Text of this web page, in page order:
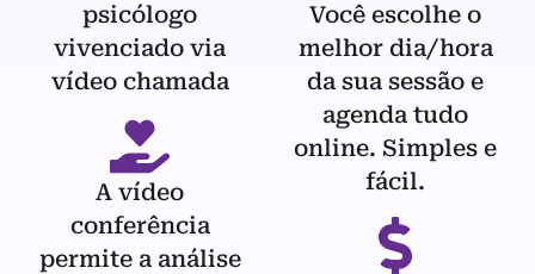
psicólogo
vivenciado via
vídeo chamada
A vídeo
conferência
permite a análise
Você escolhe o
melhor dia/hora
da sua sessão e
agenda tudo
online. Simples e
fácil.